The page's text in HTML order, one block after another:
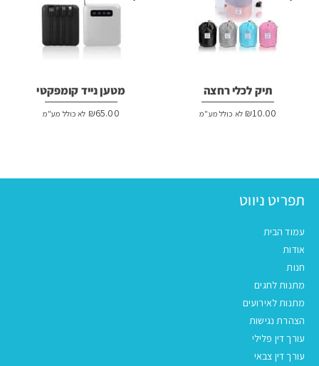
תיק לכלי רחצה
₪10.00 לא כולל מע"מ
מטען נייד קומפקטי
₪65.00 לא כולל מע"מ
תפריט ניווט
עמוד הבית
אודות
חנות
מתנות לחגים
מתנות לאירועים
הצהרת נגישות
עורך דין פלילי
עורך דין צבאי